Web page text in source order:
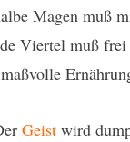
Magen muß
Viertel muß
Geist wird